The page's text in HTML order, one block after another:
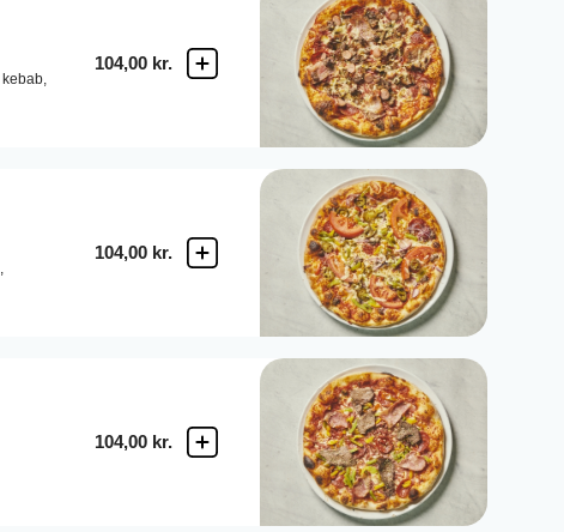
kebab,
104,00 kr.
104,00 kr.
104,00 kr.